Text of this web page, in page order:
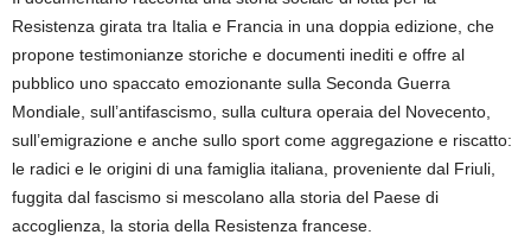
Resistenza girata tra Italia e Francia in una doppia edizione, che
propone testimonianze storiche e documenti inediti e offre al
pubblico uno spaccato emozionante sulla Seconda Guerra
Mondiale, sull’antifascismo, sulla cultura operaia del Novecento,
sull’emigrazione e anche sullo sport come aggregazione e riscatto:
le radici e le origini di una famiglia italiana, proveniente dal Friuli,
fuggita dal fascismo si mescolano alla storia del Paese di
accoglienza, la storia della Resistenza francese.